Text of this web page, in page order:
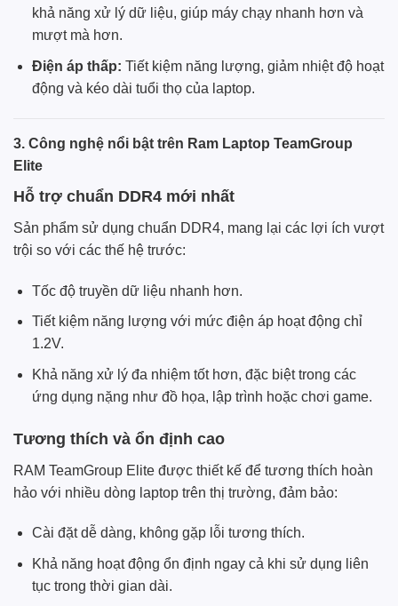
khả năng xử lý dữ liệu, giúp máy chạy nhanh hơn và
mượt mà hơn.
Điện áp thấp: Tiết kiệm năng lượng, giảm nhiệt độ hoạt
động và kéo dài tuổi thọ của laptop.
3. Công nghệ nổi bật trên Ram Laptop TeamGroup
Elite
Hỗ trợ chuẩn DDR4 mới nhất
Sản phẩm sử dụng chuẩn DDR4, mang lại các lợi ích vượt
trội so với các thế hệ trước:
Tốc độ truyền dữ liệu nhanh hơn.
Tiết kiệm năng lượng với mức điện áp hoạt động chỉ
1.2V.
Khả năng xử lý đa nhiệm tốt hơn, đặc biệt trong các
ứng dụng nặng như đồ họa, lập trình hoặc chơi game.
Tương thích và ổn định cao
RAM TeamGroup Elite được thiết kế để tương thích hoàn
hảo với nhiều dòng laptop trên thị trường, đảm bảo:
Cài đặt dễ dàng, không gặp lỗi tương thích.
Khả năng hoạt động ổn định ngay cả khi sử dụng liên
tục trong thời gian dài.